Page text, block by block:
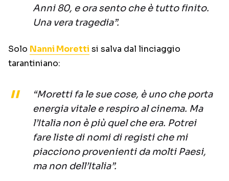
Anni 80, e ora sento che è tutto finito.
Una vera tragedia”.
Solo Nanni Moretti si salva dal linciaggio
tarantiniano:
“Moretti fa le sue cose, è uno che porta
energia vitale e respiro al cinema. Ma
l’Italia non è più quel che era. Potrei
fare liste di nomi di registi che mi
piacciono provenienti da molti Paesi,
ma non dell’Italia”.